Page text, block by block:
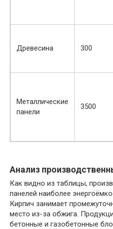
Древесина 300
Металлические
панели
3500
Анализ
Как видно из таблицы,
панелей наиболее
Кирпич занимает
место из-за обжига.
бетонные и газобетонные